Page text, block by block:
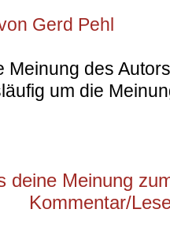
Gerd Pehl
Meinung des
um die